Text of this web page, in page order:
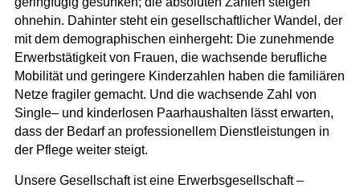
ohnehin. Dahinter steht ein gesellschaftlicher Wandel, der
mit dem demographischen einhergeht: Die zunehmende
Erwerbstätigkeit von Frauen, die wachsende berufliche
Mobilität und geringere Kinderzahlen haben die familiären
Netze fragiler gemacht. Und die wachsende Zahl von
Single– und kinderlosen Paarhaushalten lässt erwarten,
dass der Bedarf an professionellem Dienstleistungen in
der Pflege weiter steigt.
Unsere Gesellschaft ist eine Erwerbsgesellschaft –